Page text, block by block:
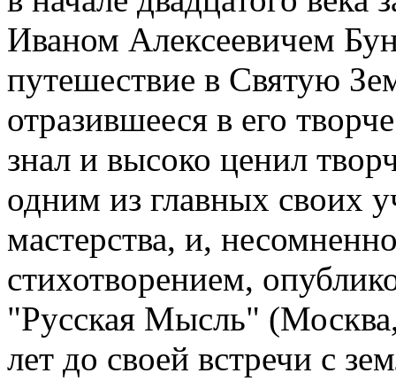
Иваном Алексеевичем
путешествие в Святую
отразившееся в его
знал и высоко ценил
одним из главных своих
мастерства, и,
стихотворением,
"Русская Мысль"
лет до своей встречи с